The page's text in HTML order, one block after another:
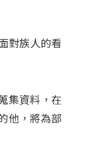
對族人的看
集資料，在
他，將為部